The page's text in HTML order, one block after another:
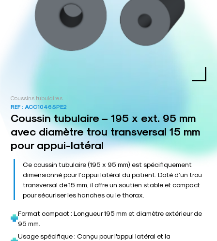
Coussins tubulaires
REF : ACC1046SPE2
Coussin tubulaire – 195 x ext. 95 mm
avec diamètre trou transversal 15 mm
pour appui-latéral
Ce coussin tubulaire (195 x 95 mm) est spécifiquement
dimensionné pour l’appui latéral du patient. Doté d’un trou
transversal de 15 mm, il offre un soutien stable et compact
pour sécuriser les hanches ou le thorax.
Format compact : Longueur 195 mm et diamètre extérieur de
95 mm.
Usage spécifique : Conçu pour l'appui latéral et la